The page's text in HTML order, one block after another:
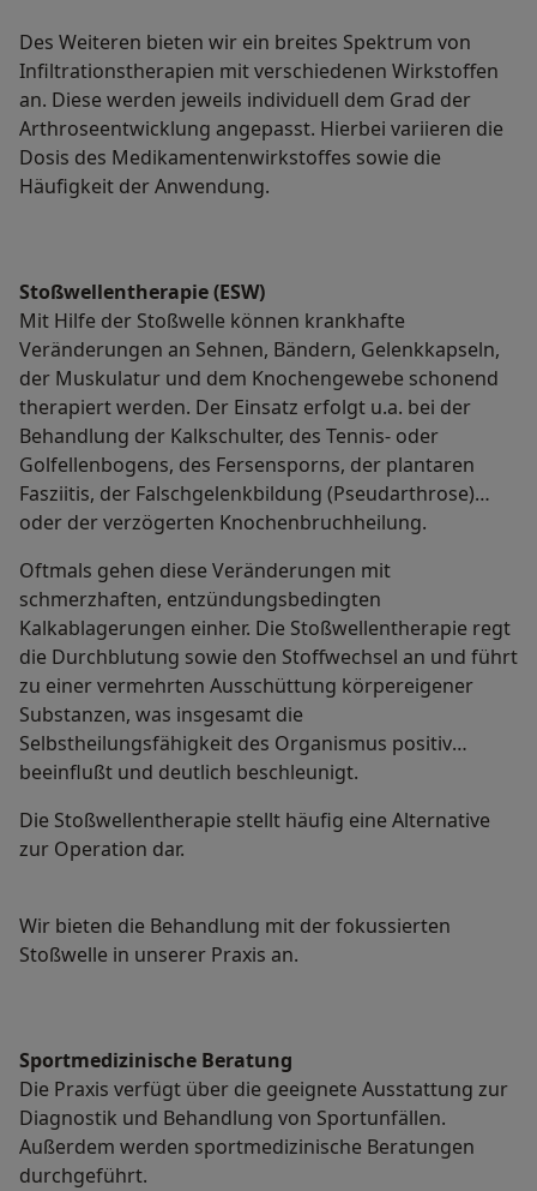
Des Weiteren bieten wir ein breites Spektrum von
Infiltrationstherapien mit verschiedenen Wirkstoffen
an. Diese werden jeweils individuell dem Grad der
Arthroseentwicklung angepasst. Hierbei variieren die
Dosis des Medikamentenwirkstoffes sowie die
Häufigkeit der Anwendung.
Stoßwellentherapie (ESW)
Mit Hilfe der Stoßwelle können krankhafte
Veränderungen an Sehnen, Bändern, Gelenkkapseln,
der Muskulatur und dem Knochengewebe schonend
therapiert werden. Der Einsatz erfolgt u.a. bei der
Behandlung der Kalkschulter, des Tennis- oder
Golfellenbogens, des Fersensporns, der plantaren
Fasziitis, der Falschgelenkbildung (Pseudarthrose)
oder der verzögerten Knochenbruchheilung.
Oftmals gehen diese Veränderungen mit
schmerzhaften, entzündungsbedingten
Kalkablagerungen einher. Die Stoßwellentherapie regt
die Durchblutung sowie den Stoffwechsel an und führt
zu einer vermehrten Ausschüttung körpereigener
Substanzen, was insgesamt die
Selbstheilungsfähigkeit des Organismus positiv
beeinflußt und deutlich beschleunigt.
Die Stoßwellentherapie stellt häufig eine Alternative
zur Operation dar.
Wir bieten die Behandlung mit der fokussierten
Stoßwelle in unserer Praxis an.
Sportmedizinische Beratung
Die Praxis verfügt über die geeignete Ausstattung zur
Diagnostik und Behandlung von Sportunfällen.
Außerdem werden sportmedizinische Beratungen
durchgeführt.